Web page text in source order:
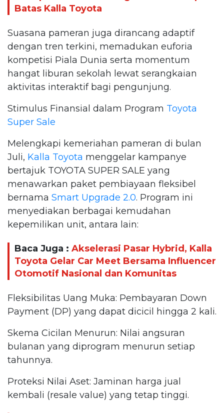
Batas Kalla Toyota
Suasana pameran juga dirancang adaptif
dengan tren terkini, memadukan euforia
kompetisi Piala Dunia serta momentum
hangat liburan sekolah lewat serangkaian
aktivitas interaktif bagi pengunjung.
Stimulus Finansial dalam Program Toyota
Super Sale
Melengkapi kemeriahan pameran di bulan
Juli, Kalla Toyota menggelar kampanye
bertajuk TOYOTA SUPER SALE yang
menawarkan paket pembiayaan fleksibel
bernama Smart Upgrade 2.0. Program ini
menyediakan berbagai kemudahan
kepemilikan unit, antara lain:
Baca Juga : Akselerasi Pasar Hybrid, Kalla
Toyota Gelar Car Meet Bersama Influencer
Otomotif Nasional dan Komunitas
Fleksibilitas Uang Muka: Pembayaran Down
Payment (DP) yang dapat dicicil hingga 2 kali.
Skema Cicilan Menurun: Nilai angsuran
bulanan yang diprogram menurun setiap
tahunnya.
Proteksi Nilai Aset: Jaminan harga jual
kembali (resale value) yang tetap tinggi.